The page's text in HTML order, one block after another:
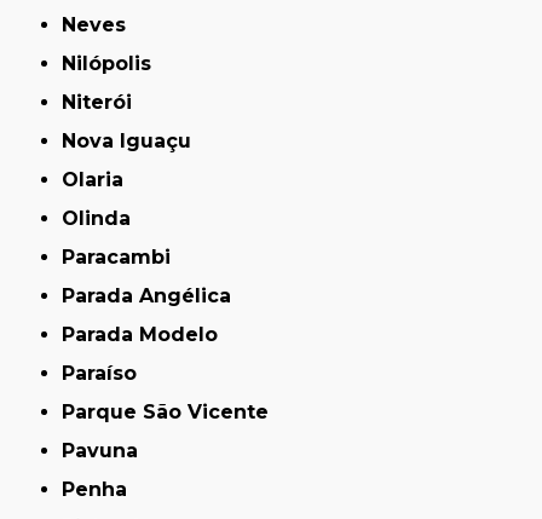
Neves
Nilópolis
Niterói
Nova Iguaçu
Olaria
Olinda
Paracambi
Parada Angélica
Parada Modelo
Paraíso
Parque São Vicente
Pavuna
Penha